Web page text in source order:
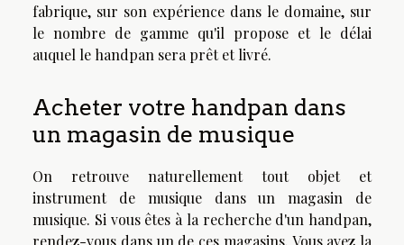
fabrique, sur son expérience dans le domaine, sur
le nombre de gamme qu'il propose et le délai
auquel le handpan sera prêt et livré.
Acheter votre handpan dans
un magasin de musique
On retrouve naturellement tout objet et
instrument de musique dans un magasin de
musique. Si vous êtes à la recherche d'un handpan,